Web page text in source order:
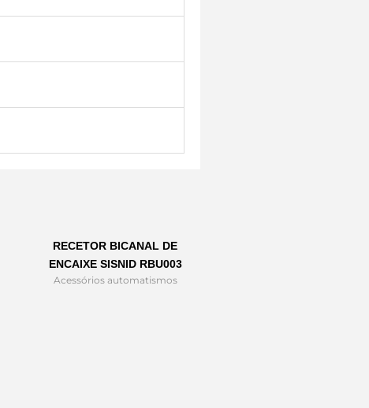
RECETOR BICANAL DE
ENCAIXE SISNID RBU003
Acessórios automatismos